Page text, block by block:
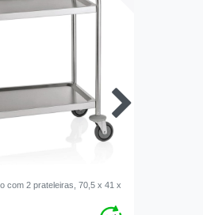
com 2 prateleiras, 70,5 x 41 x